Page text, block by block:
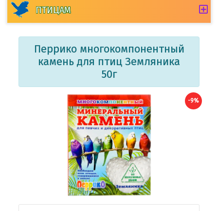
ПТИЦАМ
Перрико многокомпонентный
камень для птиц Земляника
50г
-9%